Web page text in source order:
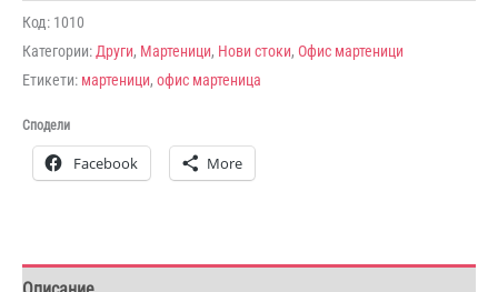
Офис
мартеница
-
мини
конуси
Код: 1010
Категории:Други, Мартеници, Нови стоки, Офис мартеници
Етикети: мартеници, офис мартеница
Сподели
Facebook More